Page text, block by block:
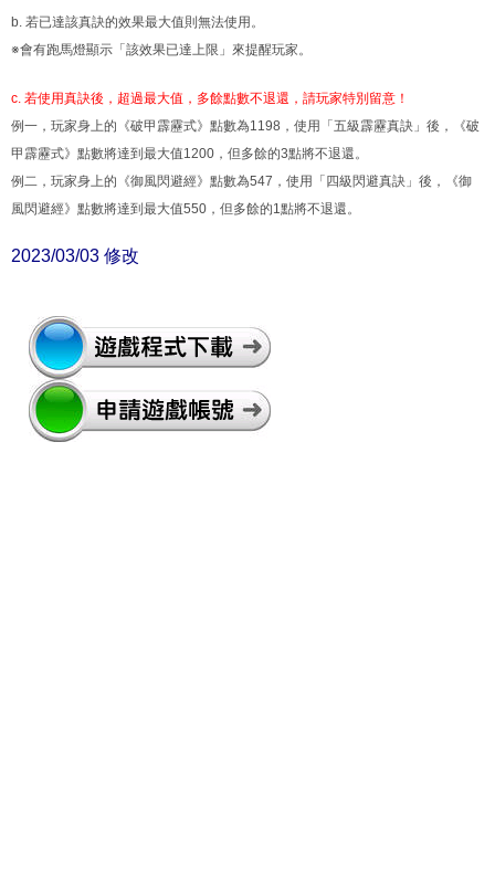
b. 若已達該真訣的效果最大值則無法使用。
※會有跑馬燈顯示「該效果已達上限」來提醒玩家。
c. 若使用真訣後，超過最大值，多餘點數不退還，請玩家特別留意！
例一，玩家身上的《破甲霹靂式》點數為1198，使用「五級霹靂真訣」後，《破
甲霹靂式》點數將達到最大值1200，但多餘的3點將不退還。
例二，玩家身上的《御風閃避經》點數為547，使用「四級閃避真訣」後，《御
風閃避經》點數將達到最大值550，但多餘的1點將不退還。
2023/03/03 修改